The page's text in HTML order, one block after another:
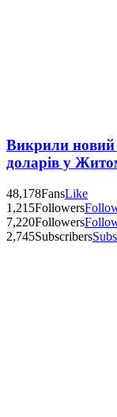
Викрили новий
доларів у
48,178FansLike
1,215Followers
7,220Followers
2,745Subscribers